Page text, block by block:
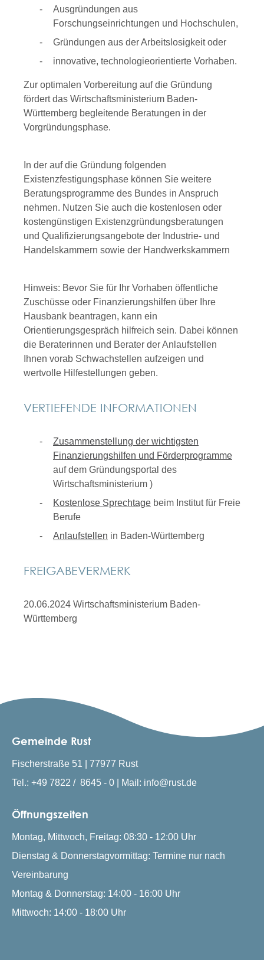
Ausgründungen aus
Forschungseinrichtungen und Hochschulen,
Gründungen aus der Arbeitslosigkeit oder
innovative, technologieorientierte Vorhaben.
Zur optimalen Vorbereitung auf die Gründung
fördert das Wirtschaftsministerium Baden-
Württemberg begleitende Beratungen in der
Vorgründungsphase.
In der auf die Gründung folgenden
Existenzfestigungsphase können Sie weitere
Beratungsprogramme des Bundes in Anspruch
nehmen. Nutzen Sie auch die kostenlosen oder
kostengünstigen Existenzgründungsberatungen
und Qualifizierungsangebote der Industrie- und
Handelskammern sowie der Handwerkskammern
Hinweis: Bevor Sie für Ihr Vorhaben öffentliche
Zuschüsse oder Finanzierungshilfen über Ihre
Hausbank beantragen, kann ein
Orientierungsgespräch hilfreich sein. Dabei können
die Beraterinnen und Berater der Anlaufstellen
Ihnen vorab Schwachstellen aufzeigen und
wertvolle Hilfestellungen geben.
VERTIEFENDE INFORMATIONEN
Zusammenstellung der wichtigsten
Finanzierungshilfen und Förderprogramme
auf dem Gründungsportal des
Wirtschaftsministerium )
Kostenlose Sprechtage beim Institut für Freie
Berufe
Anlaufstellen in Baden-Württemberg
FREIGABEVERMERK
20.06.2024 Wirtschaftsministerium Baden-
Württemberg
Gemeinde Rust
Fischerstraße 51 | 77977 Rust
Tel.: +49 7822 / 8645 - 0 | Mail: info@rust.de
Öffnungszeiten
Montag, Mittwoch, Freitag: 08:30 - 12:00 Uhr
Dienstag & Donnerstagvormittag: Termine nur nach
Vereinbarung
Montag & Donnerstag: 14:00 - 16:00 Uhr
Mittwoch: 14:00 - 18:00 Uhr